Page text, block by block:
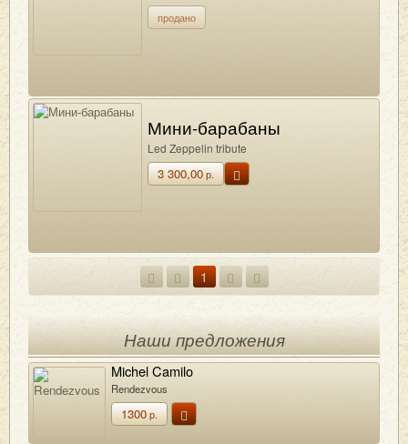
продано
Мини-барабаны
Led Zeppelin tribute
3 300,00р.
1
Наши предложения
Michel Camilo
Rendezvous
1300р.